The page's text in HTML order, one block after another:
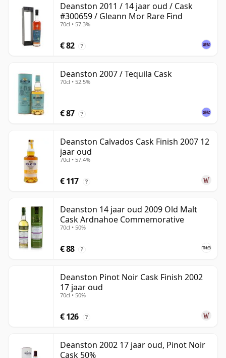
Deanston 2011 / 14 jaar oud / Cask
#300659 / Gleann Mor Rare Find
70cl • 57.3%
€ 82 ?
Deanston 2007 / Tequila Cask
70cl • 52.5%
€ 87 ?
Deanston Calvados Cask Finish 2007 12
jaar oud
70cl • 57.4%
€ 117 ?
Deanston 14 jaar oud 2009 Old Malt
Cask Ardnahoe Commemorative
70cl • 50%
€ 88 ?
Deanston Pinot Noir Cask Finish 2002
17 jaar oud
70cl • 50%
€ 126 ?
Deanston 2002 17 jaar oud, Pinot Noir
Cask 50%